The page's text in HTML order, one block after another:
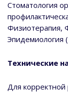
Стоматология
Физиотерапия,
Эпидемиология
Технические
Для